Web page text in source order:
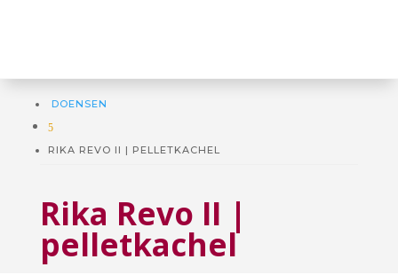
DOENSEN
5
RIKA REVO II | PELLETKACHEL
Rika Revo II |
pelletkachel